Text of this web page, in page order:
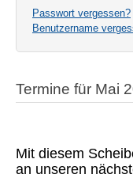
Passwort vergessen?
Benutzername
Termine für Mai
Mit diesem
an unseren